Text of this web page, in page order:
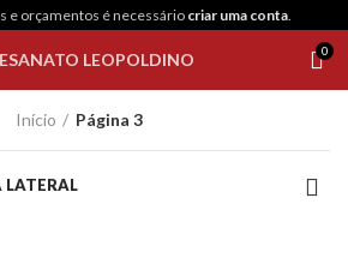
e orçamentos é necessário criar uma conta.
LEOPOLDINO 0
Início Página 3
LATERAL